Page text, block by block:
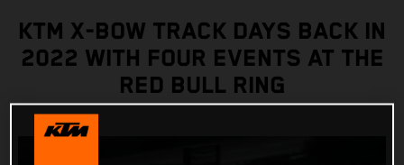
KTM X-BOW TRACK DAYS BACK IN
2022 WITH FOUR EVENTS AT THE
RED BULL RING